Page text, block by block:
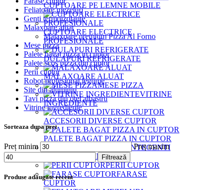
CUPTOARE PE LEMNE MOBILE
CUPTOARE ELECTRICE
PROFESIONALE
DULAPURI REFRIGERATE
MALAXOARE ALUAT
MESE PIZZA
VITRINE
INGREDIENTE
ACCESORII DIVERSE CUPTOR
PALETE BAGAT PIZZA IN CUPTOR
GENTI
TERMOIZOLANTE
PERII CUPTOR
FARASE
CUPTOR
Feliatoare mezeluri
Genti termoizolante
Malaxoare aluat
Malaxoare premium Pizza Al Forno
Mese pizza
Palete bagat pizza in cuptor
Palete scos pizza din cuptor
Perii cuptor
Robot profesional legume
Site din aluminiu
Tavi pizza din otel albastru
Vitrine ingrediente
Sorteaza dupa pret
Preț minim Preț maxim
Filtrează
Produse adaugate recent